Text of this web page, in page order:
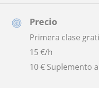
Precio
Primera clase
15€/h
10 € Suplemento